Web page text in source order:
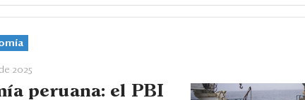
2025
peruana: el PBI